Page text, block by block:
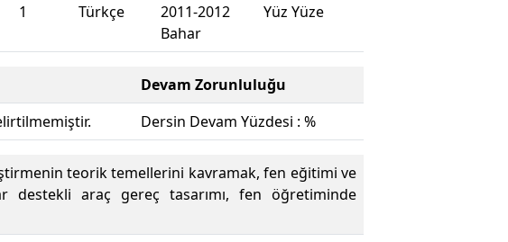
1 Türkçe
2011-2012
Bahar
Yüz Yüze
Devam Zorunluluğu
Dersin Devam Yüzdesi : %
teorik temellerini kavramak, fen eğitimi ve
destekli araç gereç tasarımı, fen öğretiminde